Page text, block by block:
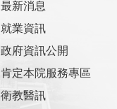
最新消息
就業資訊
政府資訊公開
肯定本院服務專區
衛教醫訊